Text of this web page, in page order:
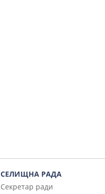
СЕЛИЩНА РАДА
Секретар ради